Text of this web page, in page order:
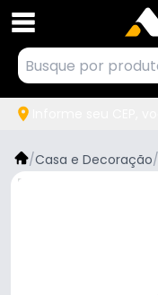
/Casa e Decoração/